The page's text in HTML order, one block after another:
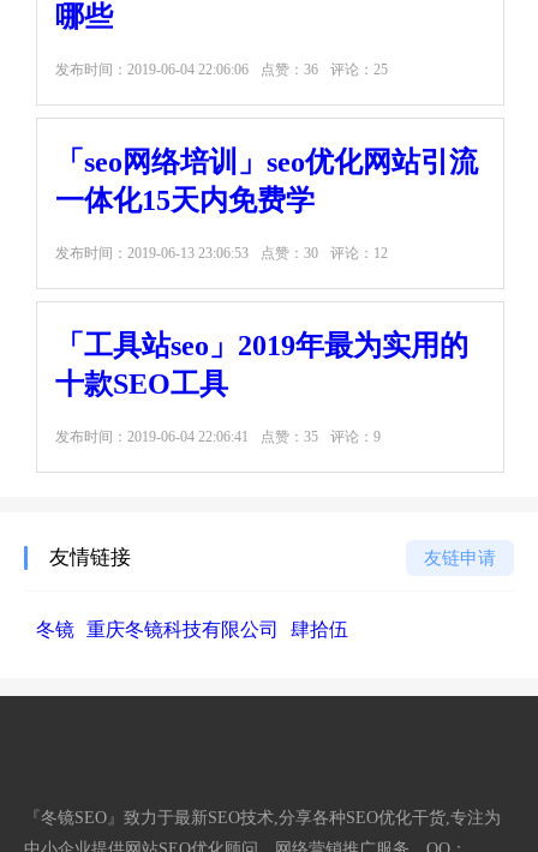
哪些
发布时间： 2019-06-04 22:06:06 点赞：36 评论：25
「seo网络培训」seo优化网站引流
一体化15天内免费学
发布时间： 2019-06-13 23:06:53 点赞：30 评论：12
「工具站seo」2019年最为实用的
十款SEO工具
发布时间： 2019-06-04 22:06:41 点赞：35 评论：9
友情链接 友链申请
冬镜 重庆冬镜科技有限公司 肆拾伍
『冬镜SEO』致力于最新SEO技术,分享各种SEO优化干货,专注为